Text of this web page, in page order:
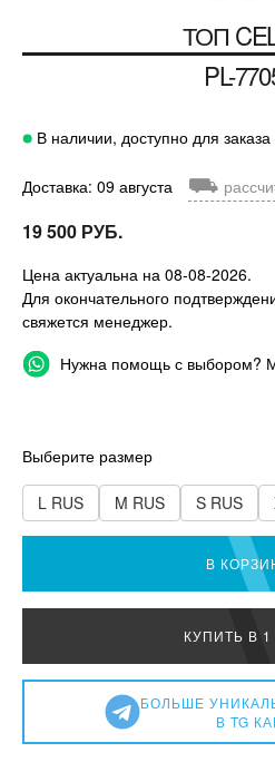
ТОП
PL-
В наличии, доступно для заказа
Доставка: 09 августа ⛟
19 500 РУБ.
Цена актуальна на 08-08-2026.
Для окончательного
свяжется менеджер.
Нужна помощь с выбором?
Выберите размер
L RUS M RUS S RUS
В
КУПИТЬ В 1
БОЛЬШЕ
В TG